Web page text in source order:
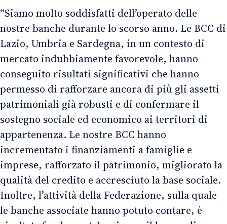
“Siamo molto soddisfatti dell’operato delle
nostre banche durante lo scorso anno. Le BCC di
Lazio, Umbria e Sardegna, in un contesto di
mercato indubbiamente favorevole, hanno
conseguito risultati significativi che hanno
permesso di rafforzare ancora di più gli assetti
patrimoniali già robusti e di confermare il
sostegno sociale ed economico ai territori di
appartenenza. Le nostre BCC hanno
incrementato i finanziamenti a famiglie e
imprese, rafforzato il patrimonio, migliorato la
qualità del credito e accresciuto la base sociale.
Inoltre, l’attività della Federazione, sulla quale
le banche associate hanno potuto contare, è